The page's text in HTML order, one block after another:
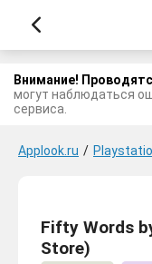
Внимание!
могут наблюдаться
сервиса.
Applook.ru /
Fifty Words
Store)